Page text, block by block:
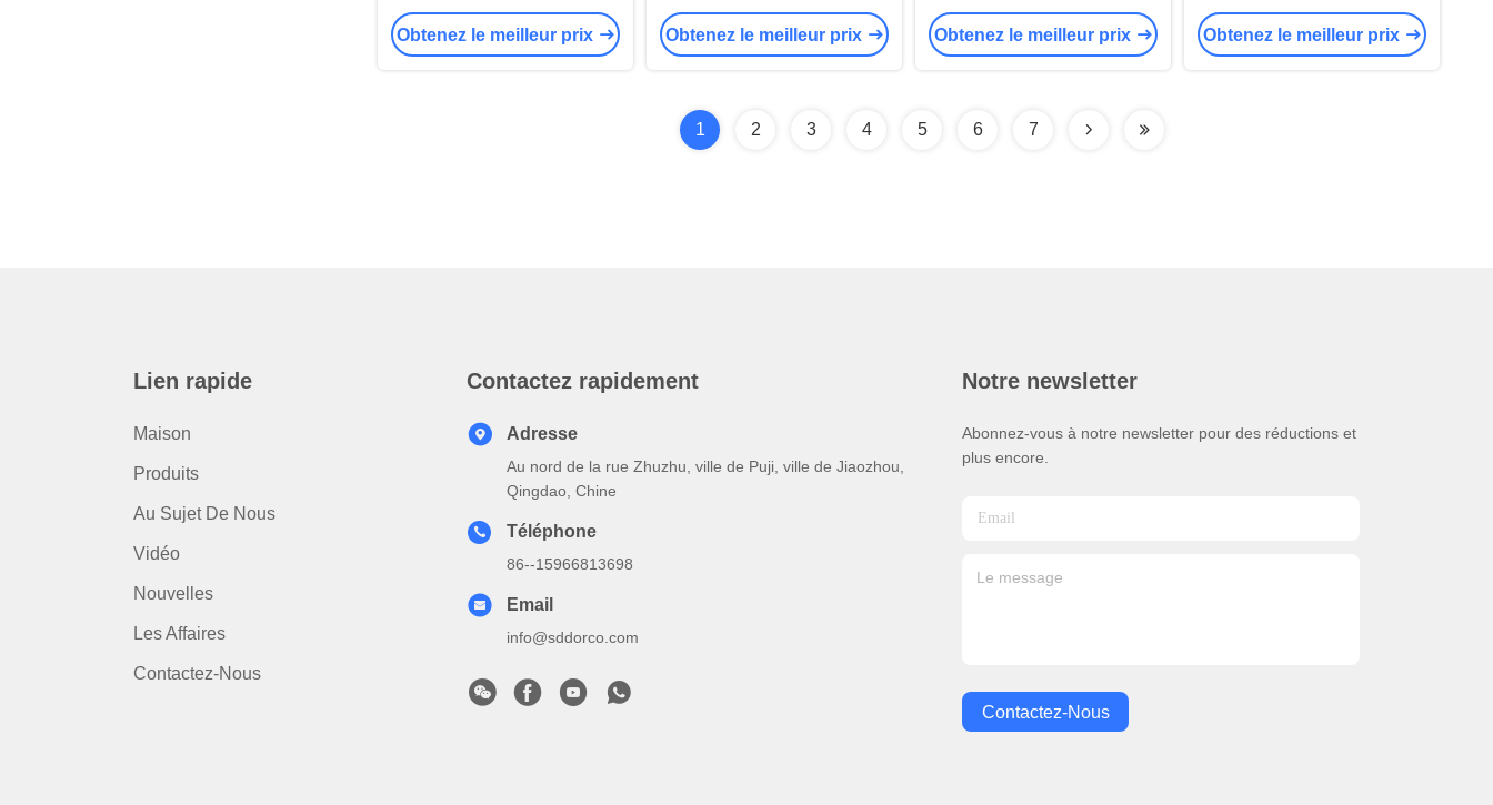
3500 mm OD Ring Rolling
Forging
Obtenez le meilleur prix
plusieurs stations
Obtenez le meilleur prix
2500KN Force de laminage
axiale
Obtenez le meilleur prix
roulement bidirectionnel
composite
Obtenez le meilleur prix
1 2 3 4 5 6 7
Lien rapide
Maison
Produits
Au Sujet De Nous
Vidéo
Nouvelles
Les Affaires
Contactez-Nous
Contactez rapidement
Adresse
Au nord de la rue Zhuzhu, ville de Puji, ville de Jiaozhou,
Qingdao, Chine
Téléphone
86--15966813698
Email
info@sddorco.com
Notre newsletter
Abonnez-vous à notre newsletter pour des réductions et
plus encore.
Contactez-Nous